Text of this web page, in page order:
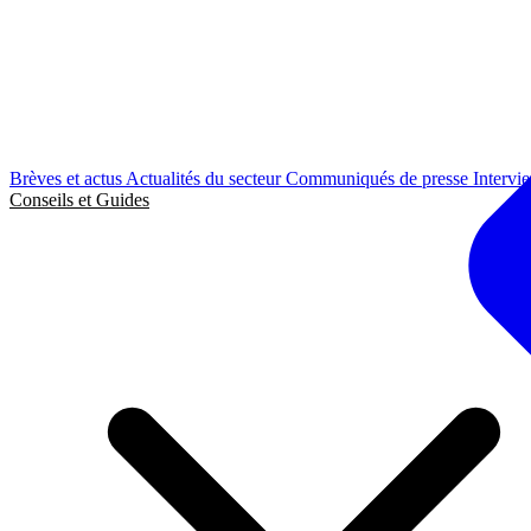
Brèves et actus Actualités du secteurCommuniqués de presse
Conseils et Guides